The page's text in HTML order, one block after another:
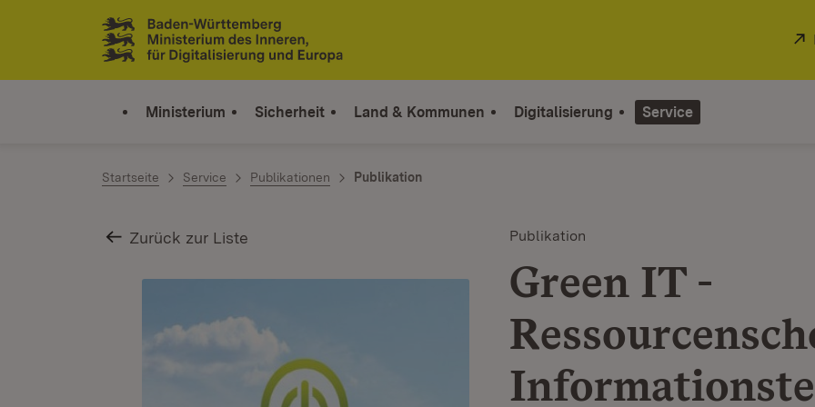
Zum Inhalt springen
Link zur Startseite
Ministerium Sicherheit Land & Kommunen Digitalisierung Service
Startseite Service Publikationen Publikation
Zurück zur Liste Publikation
Green IT -